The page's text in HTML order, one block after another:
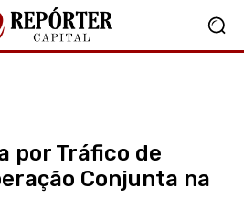
por Tráfico de
Conjunta na